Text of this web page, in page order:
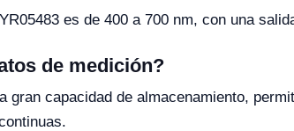
es de 400 a 700 nm, con una
de medición?
gran capacidad de almacenamiento,